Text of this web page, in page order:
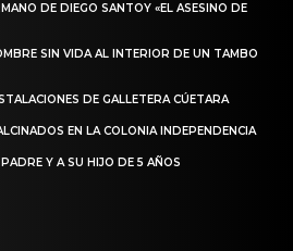
DE DIEGO SANTOY «EL ASESINO DE
SIN VIDA AL INTERIOR DE UN TAMBO
DE GALLETERA CÚETARA
EN LA COLONIA INDEPENDENCIA
Y A SU HIJO DE 5 AÑOS